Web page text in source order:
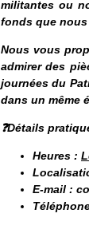
militantes ou
fonds que
Nous vous
admirer des
journées du
dans un même
❓Détails
Heures :
E-mail :